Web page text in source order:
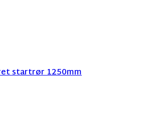
startrør 1250mm